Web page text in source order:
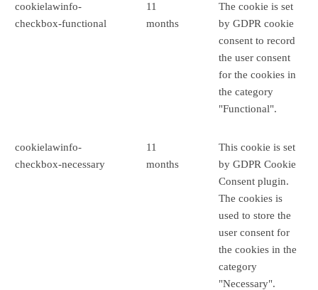
cookielawinfo-
checkbox-functional
11
months
The cookie is set
by GDPR cookie
consent to record
the user consent
for the cookies in
the category
"Functional".
cookielawinfo-
checkbox-necessary
11
months
This cookie is set
by GDPR Cookie
Consent plugin.
The cookies is
used to store the
user consent for
the cookies in the
category
"Necessary".